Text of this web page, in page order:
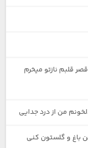
قلبم نازتو میخرم
من از درد جدایی
باغ و گلستون کنی